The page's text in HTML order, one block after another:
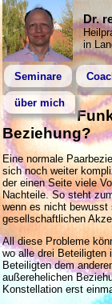
Dr.
in
Seminare
über mich
Beziehung?
Eine normale
sich noch weiter
der einen Seite viele
Nachteile. So steht
wenn es nicht bewusst
gesellschaftlichen
All diese Probleme
wo alle drei Beteiligten
Beteiligten dem
außerehelichen
Konstellation erst